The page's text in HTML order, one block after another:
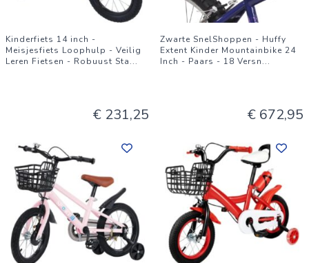
Kinderfiets 14 inch -
Meisjesfiets Loophulp - Veilig
Leren Fietsen - Robuust Sta...
€ 231,25
Zwarte SnelShoppen - Huffy
Extent Kinder Mountainbike 24
Inch - Paars - 18 Versn...
€ 672,95